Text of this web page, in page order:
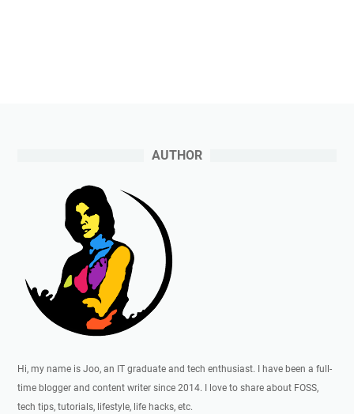
AUTHOR
Hi, my name is Joo, an IT graduate and tech enthusiast. I have been a full-
time blogger and content writer since 2014. I love to share about FOSS,
tech tips, tutorials, lifestyle, life hacks, etc.